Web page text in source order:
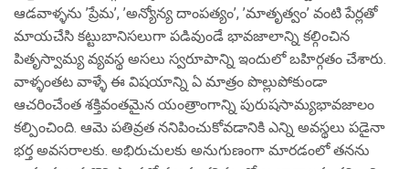
ఆడవాళ్ళను ’ప్రేమ’, ’అన్యోన్య దాంపత్యం’, ’మాతృత్వం’ వంటి పేర్లతో
మాయచేసి కట్టుబానిసలుగా పడివుండే భావజాలాన్ని కల్గించిన
పితృస్వామ్య వ్యవస్థ అసలు స్వరూపాన్ని ఇందులో బహిర్గతం చేశారు.
వాళ్ళంతట వాళ్ళే ఈ విషయాన్ని ఏ మాత్రం పొల్లుపోకుండా
ఆచరించేంత శక్తివంతమైన యంత్రాంగాన్ని పురుషసామ్యభావజాలం
కల్పించింది. ఆమె పతివ్రత ననిపించుకోవడానికి ఎన్ని అవస్థలు పడైనా
భర్త అవసరాలకు. అభిరుచులకు అనుగుణంగా మారడంలో తనను